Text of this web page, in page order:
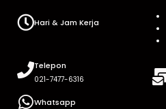
Hari & Jam Kerja
Telepon
021-7477-6316
Whatsapp